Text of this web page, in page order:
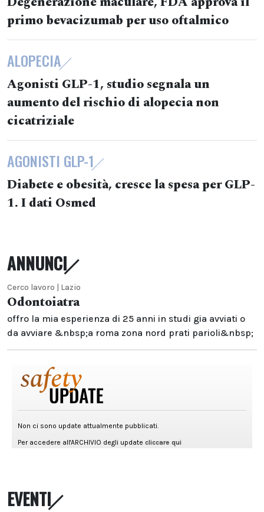
primo bevacizumab per uso oftalmico
ALOPECIA
Agonisti GLP-1, studio segnala un
aumento del rischio di alopecia non
cicatriziale
AGONISTI GLP-1
Diabete e obesità, cresce la spesa per GLP-
1. I dati Osmed
ANNUNCI
Cerco lavoro | Lazio
Odontoiatra
offro la mia esperienza di 25 anni in studi gia avviati o
da avviare &nbsp;a roma zona nord prati parioli&nbsp;
EVENTI